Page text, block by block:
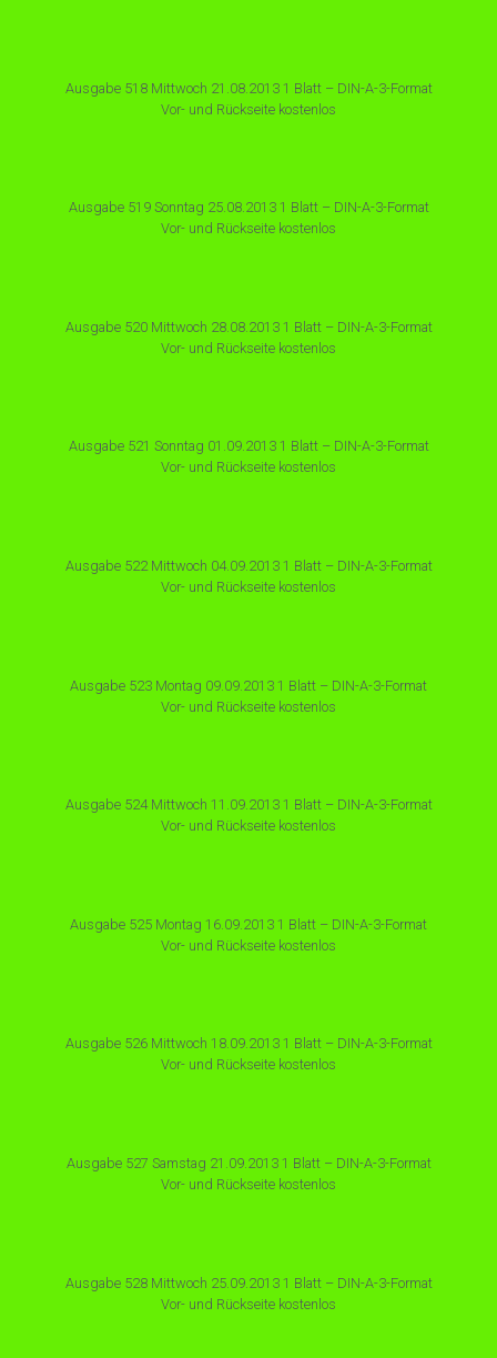
Ausgabe 518 Mittwoch 21.08.2013 1 Blatt – DIN-A-3-Format
Vor- und Rückseite kostenlos
Ausgabe 519 Sonntag 25.08.2013 1 Blatt – DIN-A-3-Format
Vor- und Rückseite kostenlos
Ausgabe 520 Mittwoch 28.08.2013 1 Blatt – DIN-A-3-Format
Vor- und Rückseite kostenlos
Ausgabe 521 Sonntag 01.09.2013 1 Blatt – DIN-A-3-Format
Vor- und Rückseite kostenlos
Ausgabe 522 Mittwoch 04.09.2013 1 Blatt – DIN-A-3-Format
Vor- und Rückseite kostenlos
Ausgabe 523 Montag 09.09.2013 1 Blatt – DIN-A-3-Format
Vor- und Rückseite kostenlos
Ausgabe 524 Mittwoch 11.09.2013 1 Blatt – DIN-A-3-Format
Vor- und Rückseite kostenlos
Ausgabe 525 Montag 16.09.2013 1 Blatt – DIN-A-3-Format
Vor- und Rückseite kostenlos
Ausgabe 526 Mittwoch 18.09.2013 1 Blatt – DIN-A-3-Format
Vor- und Rückseite kostenlos
Ausgabe 527 Samstag 21.09.2013 1 Blatt – DIN-A-3-Format
Vor- und Rückseite kostenlos
Ausgabe 528 Mittwoch 25.09.2013 1 Blatt – DIN-A-3-Format
Vor- und Rückseite kostenlos